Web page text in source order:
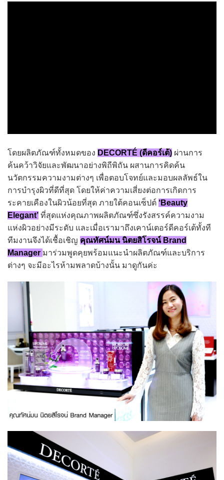
โดยผลิตภัณฑ์ทั้งหมดของ DECORTÉ (ดีคอร์เต้) ผ่านการ
ค้นคว้าวิจัยและพัฒนาอย่างพิถีพิถัน ผสานการคิดค้น
นวัตกรรมความงามต่างๆ เพื่อตอบโจทย์และมอบผลลัพธ์ใน
การบำรุงผิวที่ดีที่สุด โดยให้ค่าความเสี่ยงต่อการเกิดการ
ระคายเคืองในผิวน้อยที่สุด ภายใต้คอนเซ็ปต์ ‘Beauty
Elegant’ ที่สุดแห่งคุณภาพผลิตภัณฑ์ซึ่งรังสรรค์ความงาม
แห่งผิวอย่างมีระดับ และเมื่อเรามาถึงเคาน์เตอร์ดีคอร์เต้ทั้งที
ทีมงานจึงได้เชื้อเชิญ คุณทัศน์มน นิตยสิโรจน์ Brand
Manager มาร่วมพูดคุยพร้อมแนะนำผลิตภัณฑ์และบริการ
ต่างๆ จะมีอะไรห้ามพลาดบ้างนั้น มาดูกันค่ะ